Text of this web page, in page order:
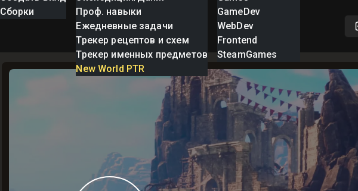
Сборки
Проф. навыки
Ежедневные задачи
Трекер рецептов и схем
Трекер именных предметов
New World PTR
GameDev
WebDev
Frontend
SteamGames